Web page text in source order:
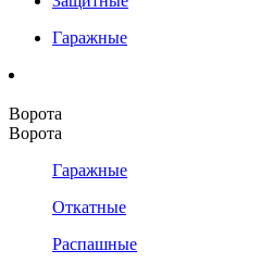
Гаражные
Ворота
Ворота
Гаражные
Откатные
Распашные